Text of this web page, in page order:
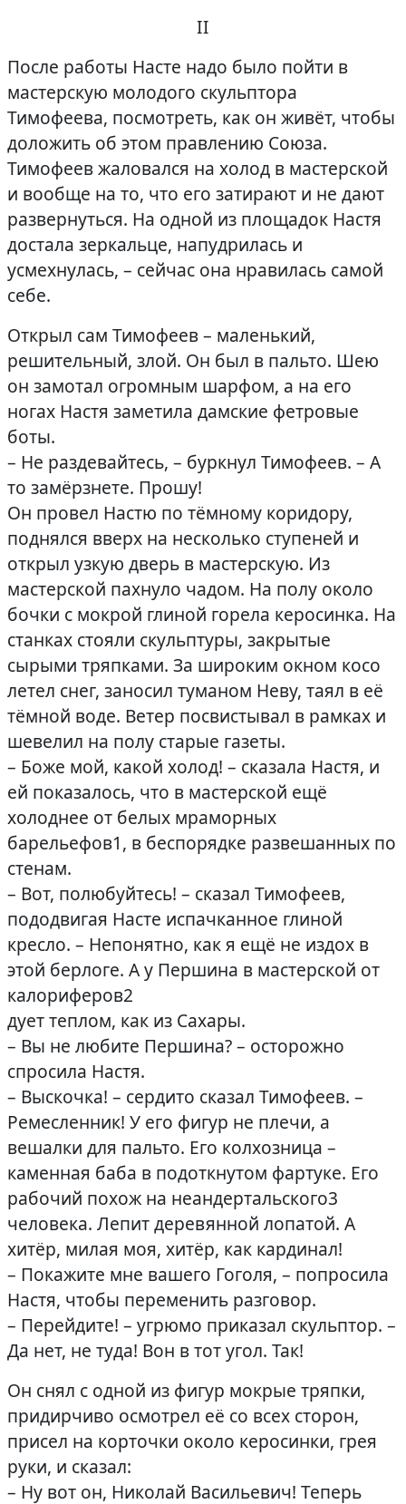
II
После работы Насте надо было пойти в
мастерскую молодого скульптора
Тимофеева, посмотреть, как он живёт, чтобы
доложить об этом правлению Союза.
Тимофеев жаловался на холод в мастерской
и вообще на то, что его затирают и не дают
развернуться. На одной из площадок Настя
достала зеркальце, напудрилась и
усмехнулась, – сейчас она нравилась самой
себе.
Открыл сам Тимофеев – маленький,
решительный, злой. Он был в пальто. Шею
он замотал огромным шарфом, а на его
ногах Настя заметила дамские фетровые
боты.
– Не раздевайтесь, – буркнул Тимофеев. – А
то замёрзнете. Прошу!
Он провел Настю по тёмному коридору,
поднялся вверх на несколько ступеней и
открыл узкую дверь в мастерскую. Из
мастерской пахнуло чадом. На полу около
бочки с мокрой глиной горела керосинка. На
станках стояли скульптуры, закрытые
сырыми тряпками. За широким окном косо
летел снег, заносил туманом Неву, таял в её
тёмной воде. Ветер посвистывал в рамках и
шевелил на полу старые газеты.
– Боже мой, какой холод! – сказала Настя, и
ей показалось, что в мастерской ещё
холоднее от белых мраморных
барельефов1, в беспорядке развешанных по
стенам.
– Вот, полюбуйтесь! – сказал Тимофеев,
пододвигая Насте испачканное глиной
кресло. – Непонятно, как я ещё не издох в
этой берлоге. А у Першина в мастерской от
калориферов2
дует теплом, как из Сахары.
– Вы не любите Першина? – осторожно
спросила Настя.
– Выскочка! – сердито сказал Тимофеев. –
Ремесленник! У его фигур не плечи, а
вешалки для пальто. Его колхозница –
каменная баба в подоткнутом фартуке. Его
рабочий похож на неандертальского3
человека. Лепит деревянной лопатой. А
хитёр, милая моя, хитёр, как кардинал!
– Покажите мне вашего Гоголя, – попросила
Настя, чтобы переменить разговор.
– Перейдите! – угрюмо приказал скульптор. –
Да нет, не туда! Вон в тот угол. Так!
Он снял с одной из фигур мокрые тряпки,
придирчиво осмотрел её со всех сторон,
присел на корточки около керосинки, грея
руки, и сказал:
– Ну вот он, Николай Васильевич! Теперь